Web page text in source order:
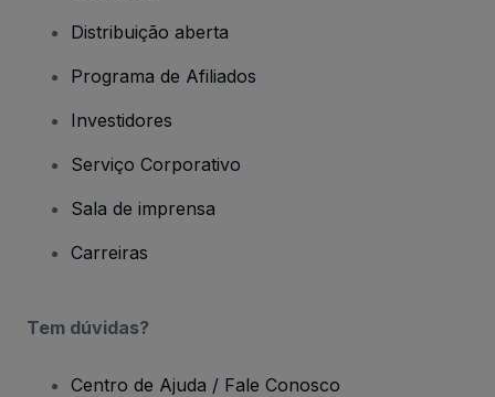
Distribuição aberta
Programa de Afiliados
Investidores
Serviço Corporativo
Sala de imprensa
Carreiras
Tem dúvidas?
Centro de Ajuda / Fale Conosco